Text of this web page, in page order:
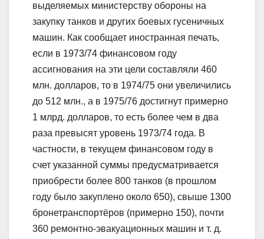
выделяемых министерству обороны на
закупку танков и других боевых гусеничных
машин. Как сообщает иностранная печать,
если в 1973/74 финансовом году
ассигнования на эти цели составляли 460
млн. долларов, то в 1974/75 они увеличились
до 512 млн., а в 1975/76 достигнут примерно
1 млрд. долларов, то есть более чем в два
раза превысят уровень 1973/74 года. В
частности, в текущем финансовом году в
счет указанной суммы предусматривается
приобрести более 800 танков (в прошлом
году было закуплено около 650), свыше 1300
бронетранспортёров (примерно 150), почти
360 ремонтно-эвакуационных машин и т. д.